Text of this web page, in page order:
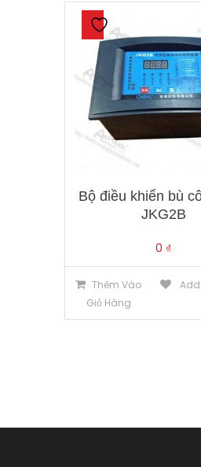
Bộ điều khiển bù
JKG2B
0 ₫
Thêm Vào
Giỏ Hàng
Add